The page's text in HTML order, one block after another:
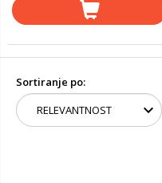
Sortiranje po: